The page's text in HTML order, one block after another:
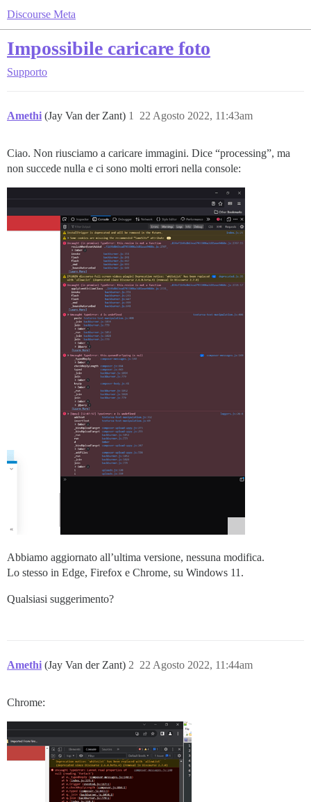
Discourse Meta
Impossibile caricare foto
Supporto
Amethi (Jay Van der Zant) 22 Agosto 2022, 11:43am
1
Ciao. Non riusciamo a caricare immagini. Dice “processing”, ma
non succede nulla e ci sono molti errori nella console:
Abbiamo aggiornato all’ultima versione, nessuna modifica.
Lo stesso in Edge, Firefox e Chrome, su Windows 11.
Qualsiasi suggerimento?
Amethi (Jay Van der Zant) 22 Agosto 2022, 11:44am
2
Chrome: